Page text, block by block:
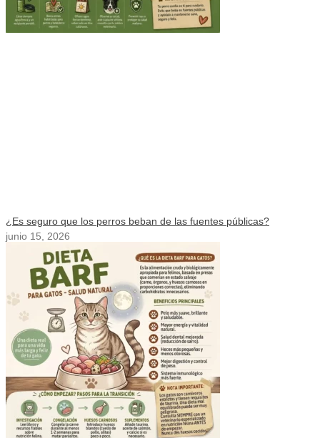
¿Es seguro que los perros beban de las fuentes públicas?
junio 15, 2026